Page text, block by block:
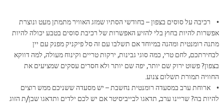
• רכיבה על סוסים בצפון – בחודשי הסתיו שמזג האוויר מתמתן מעט ונוצרת
אפשרות להיות בחוץ בלי להזיע האפשרות של רכיבת סוסים בטבע יכולה להיות
מתנה רומנטית ומהנה במיוחד אם תשלבו עם זה סל פיקניק מפנק עם יין
לבחירתכם, לחם טרי, כמה סוגי גבינות, ירקות טריים וקינוח מעולה, למה דווקא
בצפון? פשוט ירוק שם יותר, יפה שם יותר ולא חסרים עסקים שמציעים את
החוויה תמורת תשלום צנוע.
• ארוחת ערב במסעדה רומנטית נחשבת – יש מסעדה ששניכם ממש רוצים
להיות בה? שריינו ערב, תדאגו לבייביסיטר אם יש לכם ילדים ותדאגו שבן/ת הזוג